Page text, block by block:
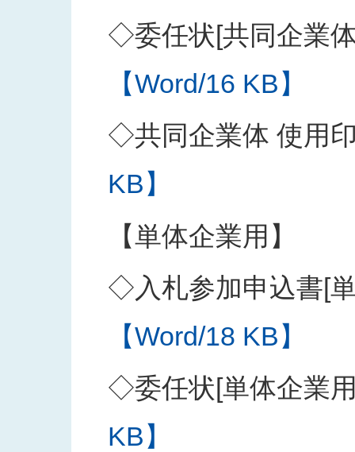
◇委任状[共同企業
【Word/16 KB】
◇共同企業体 使用
KB】
【単体企業用】
◇入札参加申込書[
【Word/18 KB】
◇委任状[単体企業
KB】